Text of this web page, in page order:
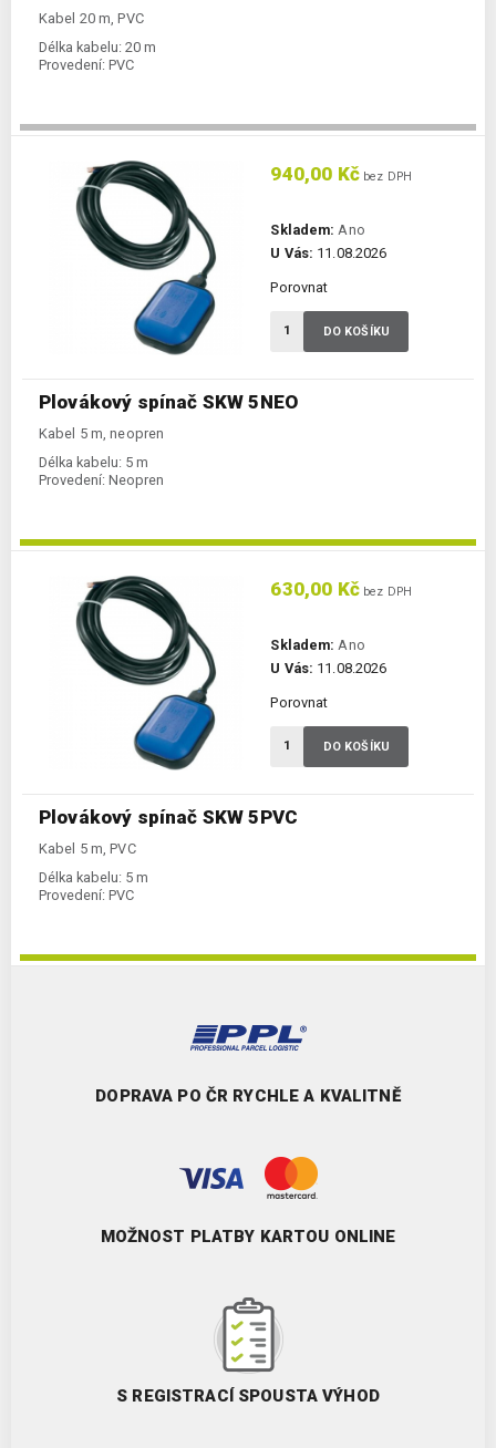
Kabel 20 m, PVC
Délka kabelu: 20 m
Provedení: PVC
Plovákový spínač SKW 5NEO
Kabel 5 m, neopren
Délka kabelu: 5 m
Provedení: Neopren
940,00 Kč bez DPH
Skladem: Ano
U Vás: 11.08.2026
Porovnat
DO KOŠÍKU
Plovákový spínač SKW 5PVC
Kabel 5 m, PVC
Délka kabelu: 5 m
Provedení: PVC
630,00 Kč bez DPH
Skladem: Ano
U Vás: 11.08.2026
Porovnat
DO KOŠÍKU
DOPRAVA PO ČR RYCHLE A KVALITNĚ
MOŽNOST PLATBY KARTOU ONLINE
S REGISTRACÍ SPOUSTA VÝHOD